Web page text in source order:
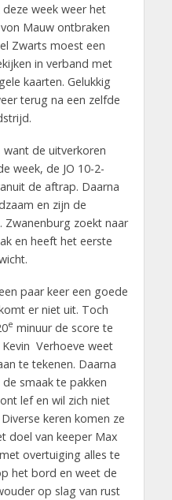
week weer het
Mauw ontbraken
Zwarts moest een
in verband met
kaarten. Gelukkig
terug na een zelfde
de uitverkoren
week, de JO 10-2-
de aftrap. Daarna
en zijn de
Zwanenburg zoekt naar
en heeft het eerste
paar keer een goede
er niet uit. Toch
e minuur de score te
Verhoeve weet
te tekenen. Daarna
smaak te pakken
lef en wil zich niet
keren komen ze
doel van keeper Max
overtuiging alles te
het bord en weet de
op slag van rust